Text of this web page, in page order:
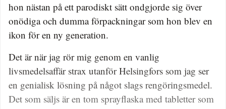
hon nästan på ett parodiskt sätt ondgjorde sig över
onödiga och dumma förpackningar som hon blev en
ikon för en ny generation.
Det är när jag rör mig genom en vanlig
livsmedelsaffär strax utanför Helsingfors som jag ser
en genialisk lösning på något slags rengöringsmedel.
Det som säljs är en tom sprayflaska med tabletter som